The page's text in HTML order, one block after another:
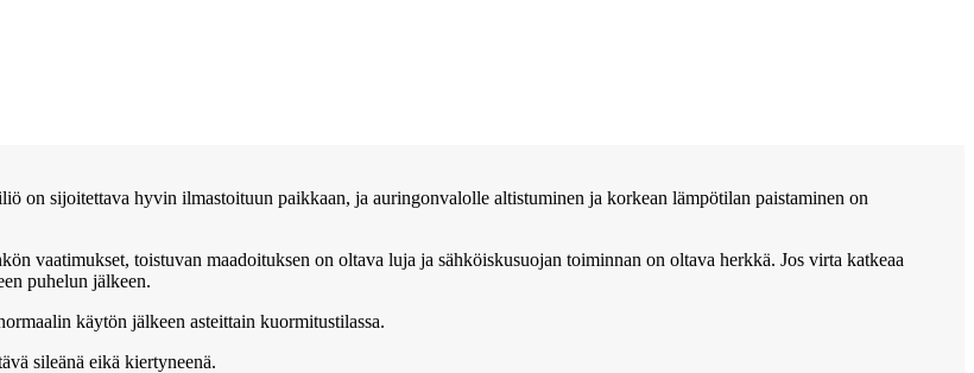
on sijoitettava hyvin ilmastoituun paikkaan, ja auringonvalolle altistuminen ja korkean lämpötilan paistaminen on
vaatimukset, toistuvan maadoituksen on oltava luja ja sähköiskusuojan toiminnan on oltava herkkä. Jos virta katkeaa
puhelun jälkeen.
käytön jälkeen asteittain kuormitustilassa.
sileänä eikä kiertyneenä.